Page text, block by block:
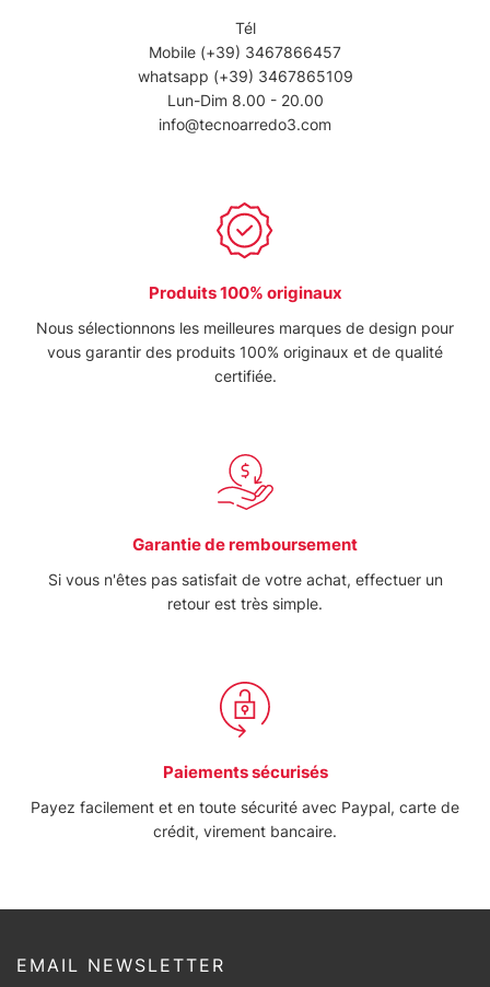
nostri partner che si occupano di analisi dei dati web,
pubblicità e social media, i quali potrebbero combinarle
con altre informazioni che ha fornito loro o che hanno
raccolto dal suo utilizzo dei loro servizi.
Tél
Mobile (+39) 3467866457
whatsapp (+39) 3467865109
Lun-Dim 8.00 - 20.00
info@tecnoarredo3.com
Produits 100% originaux
Nous sélectionnons les meilleures marques de design pour
vous garantir des produits 100% originaux et de qualité
certifiée.
Garantie de remboursement
Si vous n'êtes pas satisfait de votre achat, effectuer un
retour est très simple.
Paiements sécurisés
Payez facilement et en toute sécurité avec Paypal, carte de
crédit, virement bancaire.
EMAIL NEWSLETTER